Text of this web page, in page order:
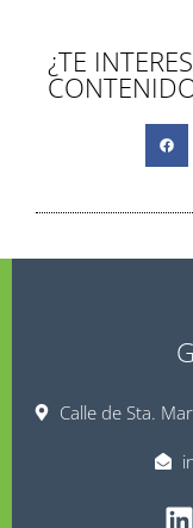
¿TE
Calle de Sta.